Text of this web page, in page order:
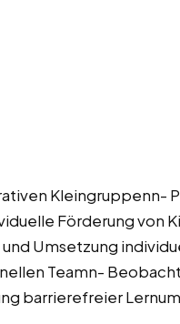
Kleingruppenn-
Förderung von
Umsetzung
Teamn-
barrierefreier